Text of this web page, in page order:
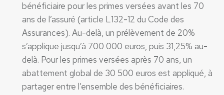
bénéficiaire pour les primes versées avant les 70
ans de l’assuré (article L132-12 du Code des
Assurances). Au-delà, un prélèvement de 20%
s’applique jusqu’à 700 000 euros, puis 31,25% au-
delà. Pour les primes versées après 70 ans, un
abattement global de 30 500 euros est appliqué, à
partager entre l’ensemble des bénéficiaires.